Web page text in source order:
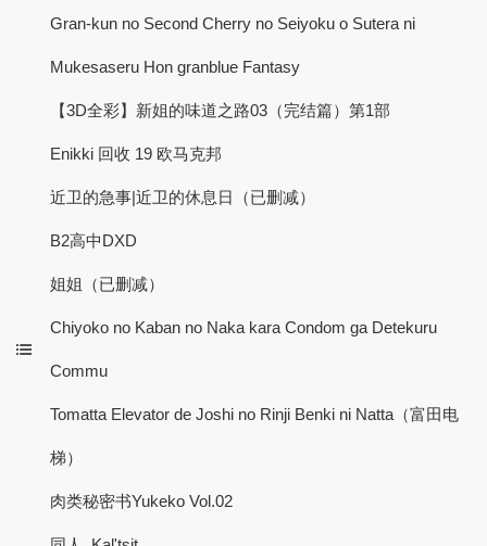
Gran-kun no Second Cherry no Seiyoku o Sutera ni
Mukesaseru Hon granblue Fantasy
【3D全彩】新姐的味道之路03（完结篇）第1部
Enikki 回收 19 欧马克邦
近卫的急事|近卫的休息日（已删减）
B2高中DXD
姐姐（已删减）
Chiyoko no Kaban no Naka kara Condom ga Detekuru
Commu
Tomatta Elevator de Joshi no Rinji Benki ni Natta（富田电
梯）
肉类秘密书Yukeko Vol.02